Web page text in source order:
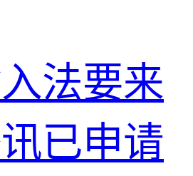
法要来
已申请